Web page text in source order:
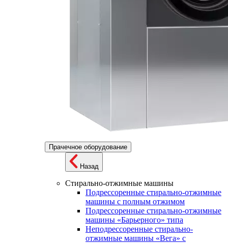
Прачечное оборудование
Назад
Стирально-отжимные машины
Подрессоренные стирально-отжимные
машины с полным отжимом
Подрессоренные стирально-отжимные
машины «Барьерного» типа
Неподрессоренные стирально-
отжимные машины «Вега» с